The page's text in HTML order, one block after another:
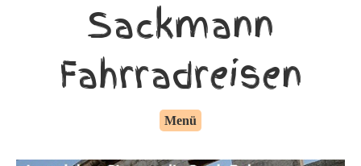
Sackmann
Fahrradreisen
Menü